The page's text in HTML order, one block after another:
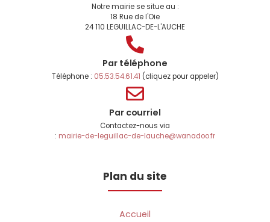
Notre mairie se situe au :
18 Rue de l'Oie
24 110 LEGUILLAC-DE-L'AUCHE
Par téléphone
Téléphone : 05.53.54.61.41 (cliquez pour appeler)
Par courriel
Contactez-nous via
: mairie-de-leguillac-de-lauche@wanadoo.fr
Plan du site
Accueil